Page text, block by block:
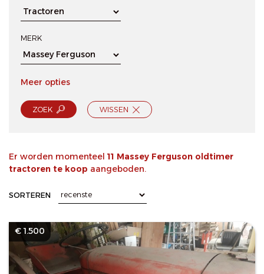
MERK
Meer opties
ZOEK WISSEN
Er worden momenteel 11 Massey Ferguson oldtimer
tractoren te koop aangeboden.
SORTEREN
€ 1.500